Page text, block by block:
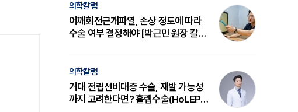
의학칼럼
어깨회전근개파열, 손상 정도에 따라
수술 여부 결정해야 [박근민 원장 칼
의학칼럼
거대 전립선비대증 수술, 재발 가능성
까지 고려한다면? 홀렙수술(HoLEP)